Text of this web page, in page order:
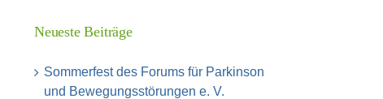
Neueste Beiträge
Sommerfest des Forums für Parkinson
und Bewegungsstörungen e. V.